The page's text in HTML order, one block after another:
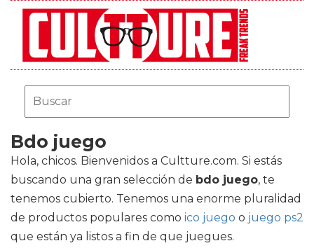
Bdo juego
Hola, chicos. Bienvenidos a Cultture.com. Si estás
buscando una gran selección de bdo juego, te
tenemos cubierto. Tenemos una enorme pluralidad
de productos populares como ico juego o juego ps2
que están ya listos a fin de que juegues.